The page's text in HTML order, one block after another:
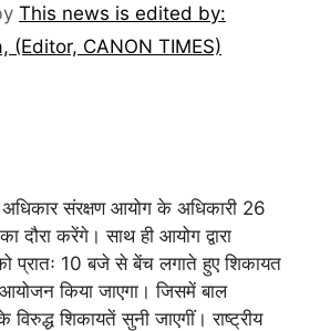
This news is edited by:
(Editor, CANON TIMES)
अधिकार संरक्षण आयोग के अधिकारी 26
दौरा करेंगे। साथ ही आयोग द्वारा
प्रातः 10 बजे से बेंच लगाते हुए शिकायत
आयोजन किया जाएगा। जिसमें बाल
शिकायतें सुनी जाएगीं। राष्ट्रीय